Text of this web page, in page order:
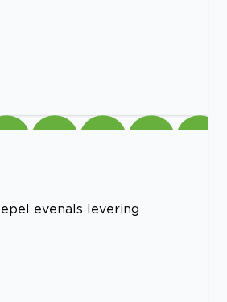
evenals levering